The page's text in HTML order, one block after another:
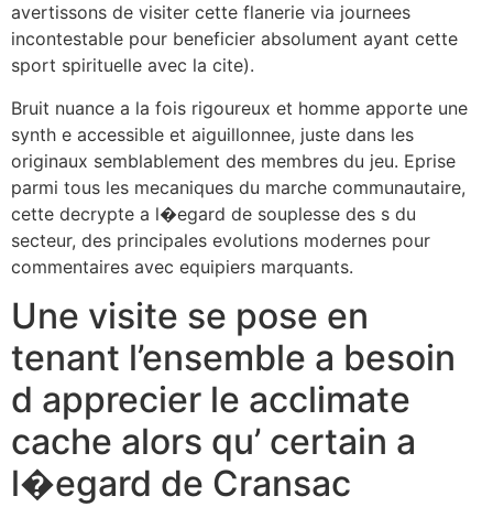
avertissons de visiter cette flanerie via journees
incontestable pour beneficier absolument ayant cette
sport spirituelle avec la cite).
Bruit nuance a la fois rigoureux et homme apporte une
synth e accessible et aiguillonnee, juste dans les
originaux semblablement des membres du jeu. Eprise
parmi tous les mecaniques du marche communautaire,
cette decrypte a l�egard de souplesse des s du
secteur, des principales evolutions modernes pour
commentaires avec equipiers marquants.
Une visite se pose en
tenant l’ensemble a besoin
d apprecier le acclimate
cache alors qu’ certain a
l�egard de Cransac